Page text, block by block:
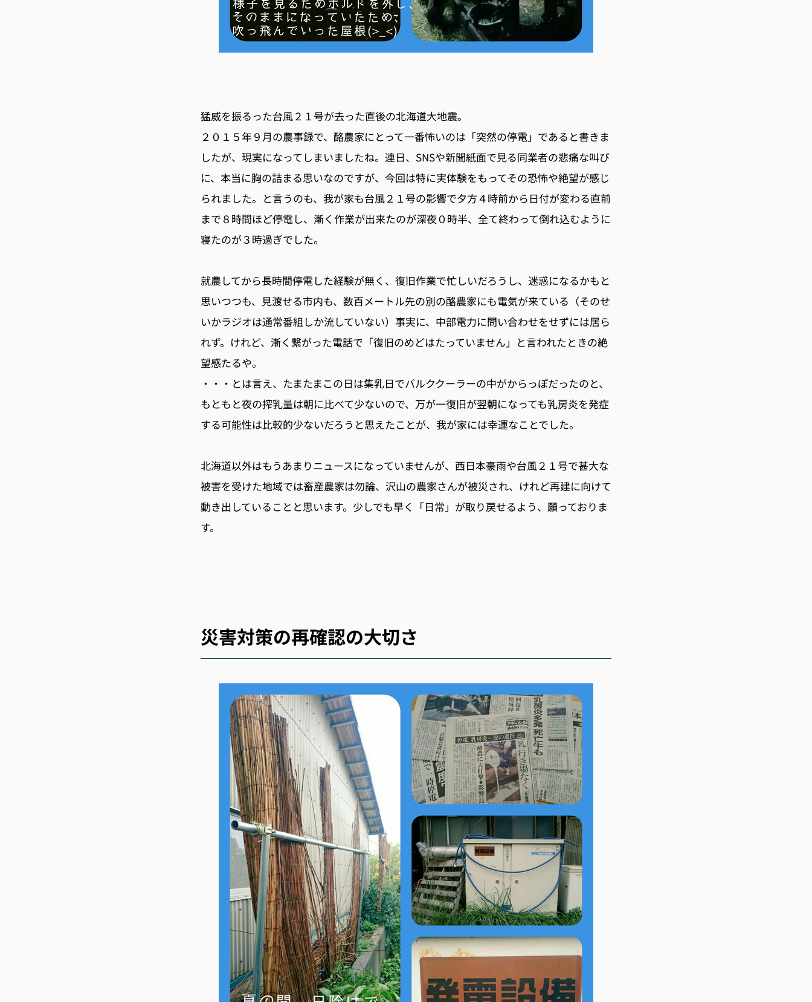
猛威を振るった台風２１号が去った直後の北海道大地震。
２０１５年９月の農事録で、酪農家にとって一番怖いのは「突然の停電」であると書きま
したが、現実になってしまいましたね。連日、SNSや新聞紙面で見る同業者の悲痛な叫び
に、本当に胸の詰まる思いなのですが、今回は特に実体験をもってその恐怖や絶望が感じ
られました。と言うのも、我が家も台風２１号の影響で夕方４時前から日付が変わる直前
まで８時間ほど停電し、漸く作業が出来たのが深夜０時半、全て終わって倒れ込むように
寝たのが３時過ぎでした。
就農してから長時間停電した経験が無く、復旧作業で忙しいだろうし、迷惑になるかもと
思いつつも、見渡せる市内も、数百メートル先の別の酪農家にも電気が来ている（そのせ
いかラジオは通常番組しか流していない）事実に、中部電力に問い合わせをせずには居ら
れず。けれど、漸く繋がった電話で「復旧のめどはたっていません」と言われたときの絶
望感たるや。
・・・とは言え、たまたまこの日は集乳日でバルククーラーの中がからっぽだったのと、
もともと夜の搾乳量は朝に比べて少ないので、万が一復旧が翌朝になっても乳房炎を発症
する可能性は比較的少ないだろうと思えたことが、我が家には幸運なことでした。
北海道以外はもうあまりニュースになっていませんが、西日本豪雨や台風２１号で甚大な
被害を受けた地域では畜産農家は勿論、沢山の農家さんが被災され、けれど再建に向けて
動き出していることと思います。少しでも早く「日常」が取り戻せるよう、願っておりま
す。
災害対策の再確認の大切さ